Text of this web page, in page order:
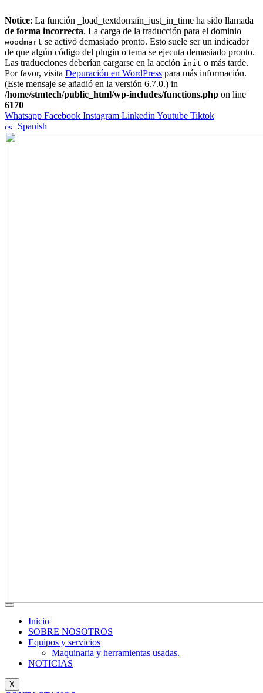
Notice: La función _load_textdomain_just_in_time ha sido llamada
de forma incorrecta. La carga de la traducción para el dominio
woodmart se activó demasiado pronto. Esto suele ser un indicador
de que algún código del plugin o tema se ejecuta demasiado pronto.
Las traducciones deberían cargarse en la acción init o más tarde.
Por favor, visita Depuración en WordPress para más información.
(Este mensaje se añadió en la versión 6.7.0.) in
/home/stmtech/public_html/wp-includes/functions.php on line
6170
Whatsapp Facebook Instagram Linkedin Youtube Tiktok
Spanish
Inicio
SOBRE NOSOTROS
Equipos y servicios
Maquinaria y herramientas usadas.
NOTICIAS
X